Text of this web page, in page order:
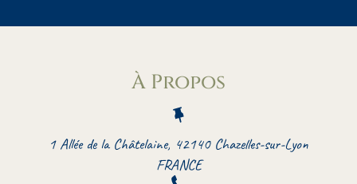
À Propos
1 Allée de la Châtelaine, 42140 Chazelles-sur-Lyon
FRANCE